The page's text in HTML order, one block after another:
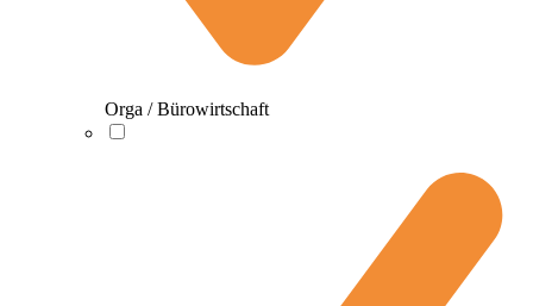
Orga / Bürowirtschaft